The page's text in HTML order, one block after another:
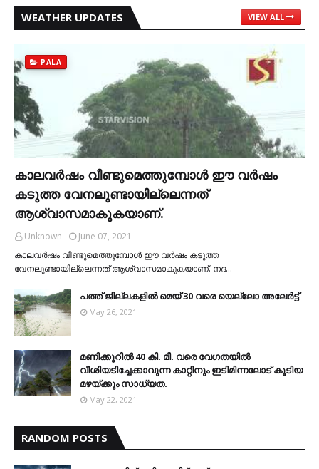
WEATHER UPDATES VIEW ALL
PALA
കാലവര്‍ഷം വീണ്ടുമെത്തുമ്പോള്‍ ഈ വര്‍ഷം
കടുത്ത വേനലുണ്ടായില്ലെന്നത്
ആശ്വാസമാകുകയാണ്.
Unknown
June 07, 2021
കാലവര്‍ഷം വീണ്ടുമെത്തുമ്പോള്‍ ഈ വര്‍ഷം കടുത്ത
വേനലുണ്ടായില്ലെന്നത് ആശ്വാസമാകുകയാണ്. നദ…
പത്ത് ജില്ലകളില്‍ മെയ് 30 വരെ യെല്ലോ അലേര്‍ട്ട്
May 26, 2021
മണിക്കൂറിൽ 40 കി. മീ. വരെ വേഗതയിൽ
വീശിയടിച്ചേക്കാവുന്ന കാറ്റിനും ഇടിമിന്നലോട് കൂടിയ
മഴയ്ക്കും സാധ്യത.
May 22, 2021
RANDOM POSTS